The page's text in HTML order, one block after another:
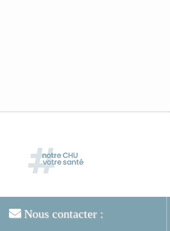
Nous contacter :